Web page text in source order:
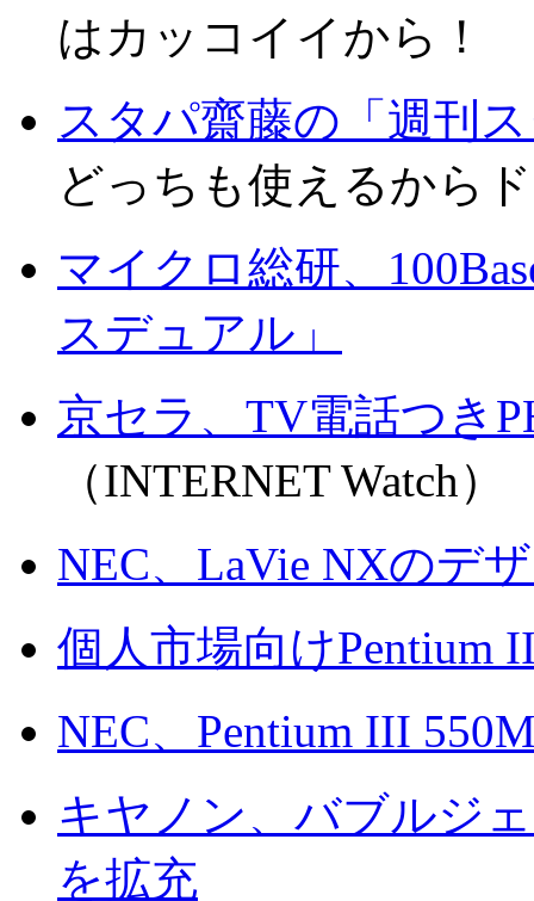
はカッコイイから！
スタパ齋藤の「週刊
どっちも使えるから
マイクロ総研、
スデュアル」
京セラ、TV電話つき
（INTERNET Watch）
NEC、LaVie NXのデ
個人市場向けPentium
NEC、Pentium III
キヤノン、バブルジ
を拡充